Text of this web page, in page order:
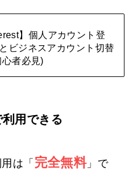
】個人アカウント登
ビジネスアカウント切替
者必見)
用できる
は「 完全無料」で